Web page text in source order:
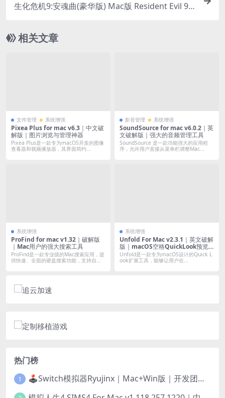
生化危机9:安魂曲(豪华版) Mac版 Resident Evil 9:
预购特典+全DLC｜全新升级GPTK4.0 Beta1
相关文章
文件管理 系统增强
Pixea Plus for mac v6.3｜中文破
解版｜图片浏览与管理神器
Pixea Plus是一款专为macOS开发的图像
查看器和视频播放器，其界面简约...
影音管理 系统增强
SoundSource for mac v6.0.2｜英
文破解版｜强大的音频管理工具
SoundSource 是一款功能强大的应用程
序，允许用户直接从菜单栏调整Mac...
系统增强
ProFind for mac v1.32｜破解版
｜Mac用户的强大搜索工具
ProFind是一款专业级的Mac搜索应用，提
供快速、全面的硬盘搜索功能，支持自...
系统增强
Unfold For Mac v2.3.1｜英文破解
版｜macOS空格QuickLook预览
增强
Unfold是一款专为macOS设计的Quick L
ook扩展工具，能够让用户在...
热门榜
1 🕹️Switch模拟器Ryujinx｜Mac+Win版｜开发团队已解散此乃最后的绝唱版本